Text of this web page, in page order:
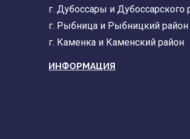
г. Дубоссары и Дубоссарского
г. Рыбница и Рыбницкий район
г. Каменка и Каменский район
ИНФОРМАЦИЯ